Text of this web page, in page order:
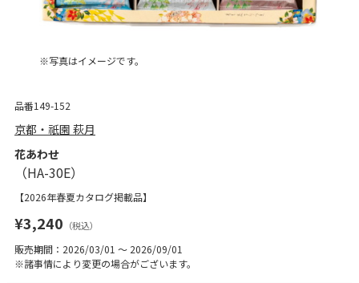
※写真はイメージです。
品番149-152
京都・祇園 萩月
花あわせ
【2026年春夏カタログ掲載品】
¥3,240 （税込）
販売期間：2026/03/01 ～ 2026/09/01
※諸事情により変更の場合がございます。